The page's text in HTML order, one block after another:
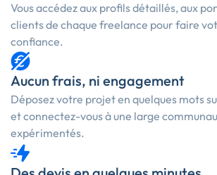
Vous accédez aux profils détaillés, aux
clients de chaque freelance pour faire
confiance.
Aucun frais, ni engagement
Déposez votre projet en quelques mots
et connectez-vous à une large
expérimentés.